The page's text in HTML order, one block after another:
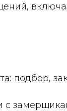
подбор,
с